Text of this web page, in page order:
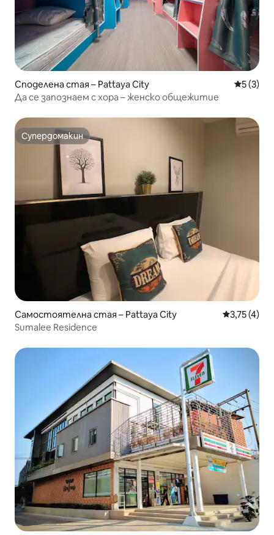
Споделена стая – Pattaya City Средна
5 (3)
Да се запознаем с хора – женско общежитие
Супердомакин
Супердомакин
Самостоятелна стая – Pattaya City Средна
3,75 (4)
Sumalee Residence